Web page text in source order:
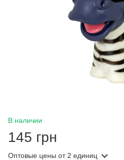
В наличии
145 грн
Оптовые цены от 2 единиц